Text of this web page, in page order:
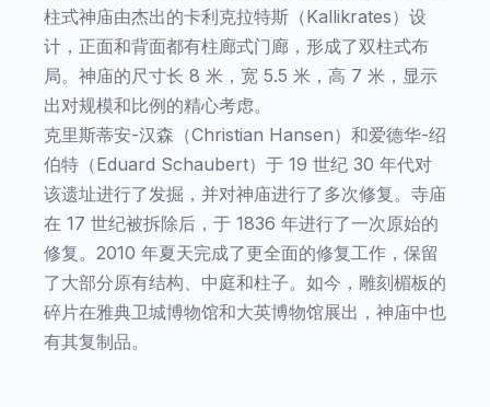
柱式神庙由杰出的卡利克拉特斯（Kallikrates）设
计，正面和背面都有柱廊式门廊，形成了双柱式布
局。神庙的尺寸长 8 米，宽 5.5 米，高 7 米，显示
出对规模和比例的精心考虑。
克里斯蒂安-汉森（Christian Hansen）和爱德华-绍
伯特（Eduard Schaubert）于 19 世纪 30 年代对
该遗址进行了发掘，并对神庙进行了多次修复。寺庙
在 17 世纪被拆除后，于 1836 年进行了一次原始的
修复。2010 年夏天完成了更全面的修复工作，保留
了大部分原有结构、中庭和柱子。如今，雕刻楣板的
碎片在雅典卫城博物馆和大英博物馆展出，神庙中也
有其复制品。